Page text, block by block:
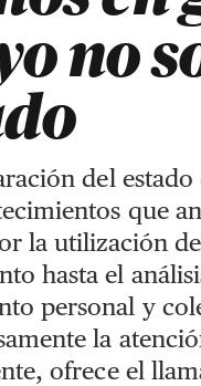
no
del
que
la utilización
hasta el
personal y
la
ofrece el